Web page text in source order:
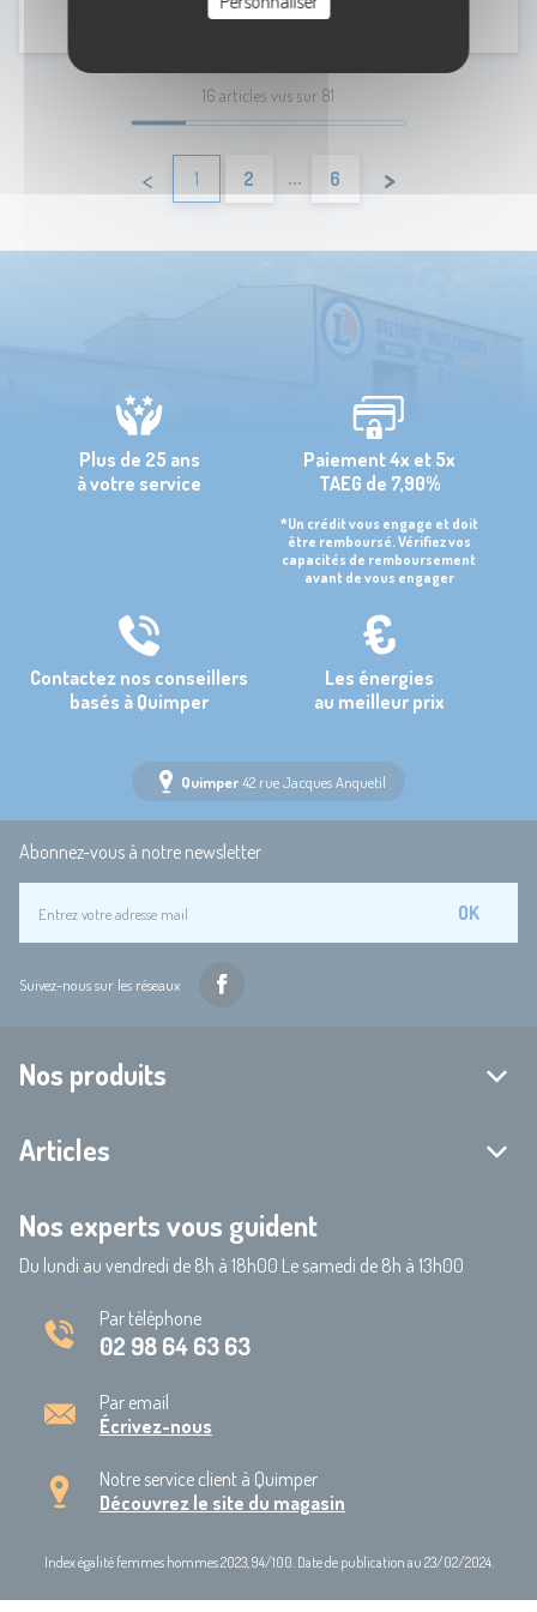
16 articles vus sur 81
< 1 2 ... 6 >
Plus de 25 ans
à votre service
Paiement 4x et 5x
TAEG de 7,90%
*Un crédit vous engage et doit
être remboursé. Vérifiez vos
capacités de remboursement
avant de vous engager
Contactez nos conseillers
basés à Quimper
Les énergies
au meilleur prix
Quimper42 rue Jacques Anquetil
Abonnez-vous à notre newsletter
OK
Suivez-nous sur les réseaux
Nos produits
Articles
Nos experts vous guident
Du lundi au vendredi de 8h à 18h00 Le samedi de 8h à 13h00
Par téléphone
02 98 64 63 63
Par email
Écrivez-nous
Notre service client à Quimper
Découvrez le site du magasin
Index égalité femmes hommes 2023, 94/100. Date de publication au 23/02/2024.